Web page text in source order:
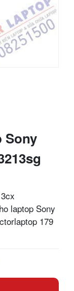
Sony
laptop Sony
179